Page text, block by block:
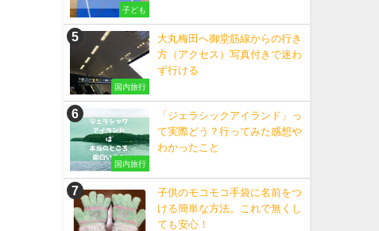
子ども
国内旅行
大丸梅田へ御堂筋線からの行き
方（アクセス）写真付きで迷わ
ず行ける
国内旅行
「ジェラシックアイランド」っ
て実際どう？行ってみた感想や
わかったこと
子供のモコモコ手袋に名前をつ
ける簡単な方法。これで無くし
ても安心！